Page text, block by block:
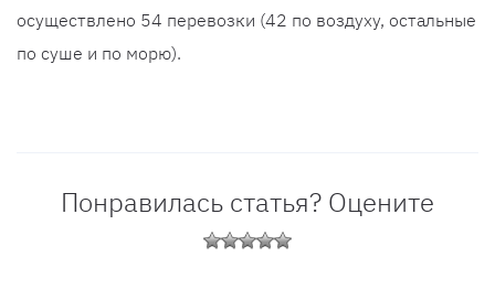
осуществлено 54 перевозки (42 по воздуху, остальные
по суше и по морю).
Понравилась статья? Оцените